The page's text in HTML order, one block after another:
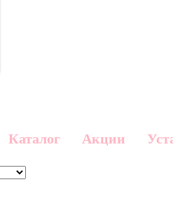
Каталог Акции